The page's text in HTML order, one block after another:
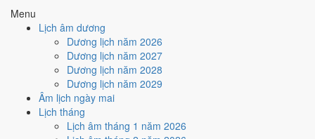
Menu
Lịch âm dương
Dương lịch năm 2026
Dương lịch năm 2027
Dương lịch năm 2028
Dương lịch năm 2029
Âm lịch ngày mai
Lịch tháng
Lịch âm tháng 1 năm 2026
3/10 Xấu
Ký hợp đồng - giao ước hôm nay ở
Nguy và Ngày Hắc Đạo gây bất lợi.
Cách tính ngày tốt
Động thổ - khởi công
3 /10Xấu
Động thổ - khởi công hôm nay ở
và Ngày Hắc Đạogây bất lợi.